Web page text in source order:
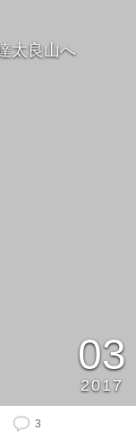
太良山へ
03
2017
3